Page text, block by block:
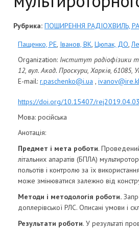
Рубрика: ПОШИРЕННЯ РАДІОХВИЛЬ,
Пащенко, РЕ, Іванов, ВК, Цюпак, ДО,
Organization: Інститут радіофізики
12, вул. Акад. Проскури, Харків, 61085,
E-mail: r.paschenko@i.ua ,
https://doi.org/10.15407/
Мова: російська
Анотація:
Предмет і мета роботи. Проведений
літальних апаратів (БПЛА)
польотів і контролю за їх
може змінюватися залежно від
Методи і методологія роботи.
доплерівської РЛС. Описані умови і
Результати роботи. У результаті